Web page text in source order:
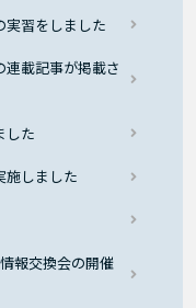
実習をしました
載記事が掲載さ
した
施しました
報交換会の開催